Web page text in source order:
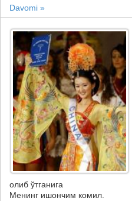
Davomi »
олиб ўтганига
Менинг ишончим комил.